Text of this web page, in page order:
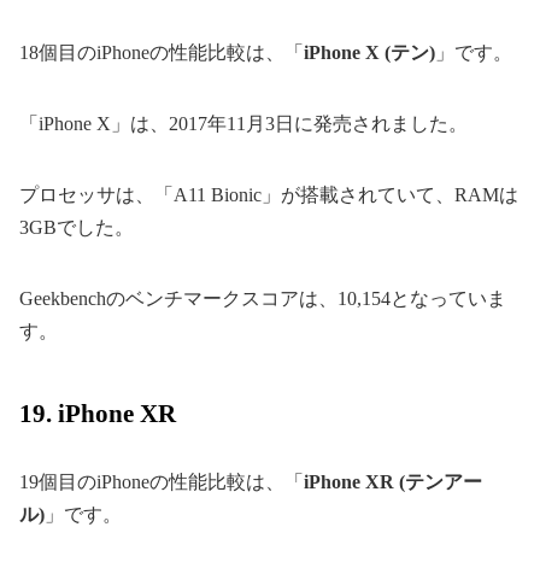
18個目のiPhoneの性能比較は、「 iPhone X (テン) 」です。
「iPhone X」は、2017年11月3日に発売されました。
プロセッサは、「A11 Bionic」が搭載されていて、RAMは
3GBでした。
Geekbenchのベンチマークスコアは、10,154となっていま
す。
19. iPhone XR
19個目のiPhoneの性能比較は、「 iPhone XR (テンアー
ル) 」です。